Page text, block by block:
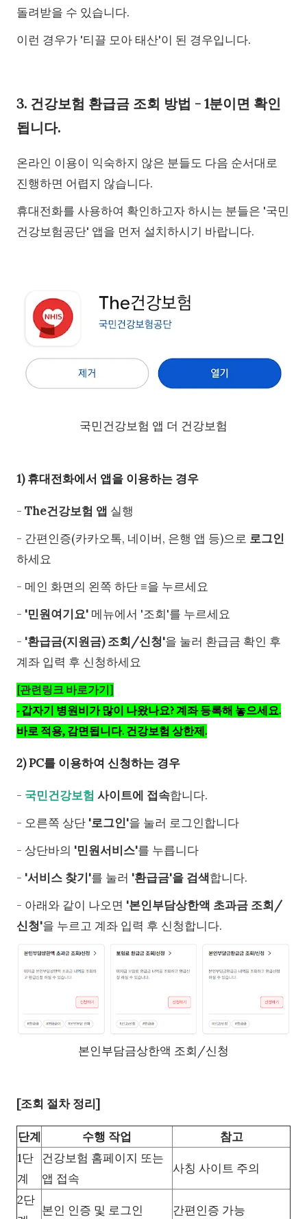
돌려받을 수 있습니다.
이런 경우가 '티끌 모아 태산'이 된 경우입니다.
3. 건강보험 환급금 조회 방법 - 1분이면 확인
됩니다.
온라인 이용이 익숙하지 않은 분들도 다음 순서대로
진행하면 어렵지 않습니다.
휴대전화를 사용하여 확인하고자 하시는 분들은 '국민
건강보험공단' 앱을 먼저 설치하시기 바랍니다.
국민건강보험 앱 더 건강보험
1) 휴대전화에서 앱을 이용하는 경우
- The건강보험 앱 실행
- 간편인증(카카오톡, 네이버, 은행 앱 등)으로 로그인
하세요
- 메인 화면의 왼쪽 하단≡을 누르세요
- '민원여기요' 메뉴에서 '조회'를 누르세요
- '환급금(지원금) 조회/신청'을 눌러 환급금 확인 후
계좌 입력 후 신청하세요
[관련링크 바로가기]
-갑자기 병원비가 많이 나왔나요? 계좌 등록해 놓으세요.
바로 적용, 감면됩니다. 건강보험 상한제.
2) PC를 이용하여 신청하는 경우
- 국민건강보험 사이트에 접속합니다.
- 오른쪽 상단 '로그인'을 눌러 로그인합니다
- 상단바의 '민원서비스'를 누릅니다
- '서비스 찾기'를 눌러 '환급금'을 검색합니다.
- 아래와 같이 나오면 '본인부담상한액 초과금 조회/
신청'을 누르고 계좌 입력 후 신청합니다.
본인부담금상한액 조회/신청
[조회 절차 정리]
단계 수행 작업
참고
1단
계
건강보험 홈페이지 또는
앱 접속
사칭 사이트 주의
2단
본인 인증 및 로그인 간편인증 가능